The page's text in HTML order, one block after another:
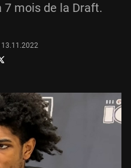
mois de la Draft.
13.11.2022